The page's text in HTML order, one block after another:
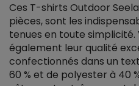
Ces T-shirts Outdoor
pièces, sont les
tenues en toute
également leur qualité
confectionnés dans un
60 % et de polyester à 40